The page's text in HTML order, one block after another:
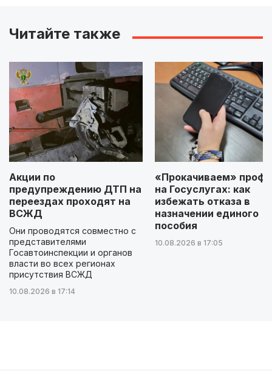
Читайте также
Акции по
предупреждению ДТП на
переездах проходят на
ВСЖД
Они проводятся совместно с
представителями
Госавтоинспекции и органов
власти во всех регионах
присутствия ВСЖД
10.08.2026 в 17:14
«Прокачиваем»
на Госуслугах: как
избежать отказа в
назначении единого
пособия
10.08.2026 в 17:05